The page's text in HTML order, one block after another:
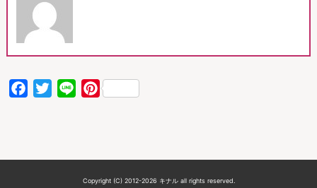
FacebookTwitterLine Pinterest
Copyright (C) 2012-2026 キナル all rights reserved.